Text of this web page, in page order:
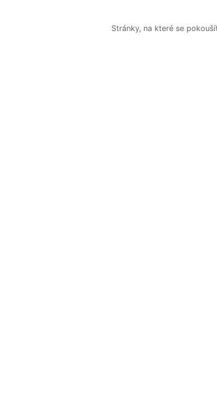
Stránky, na které se